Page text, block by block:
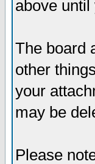
above
The board
other
your
may be
Please